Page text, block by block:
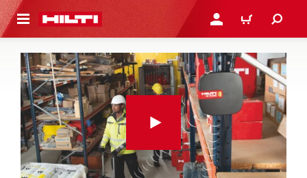
CONTENT CONNEXION OU
PANIER